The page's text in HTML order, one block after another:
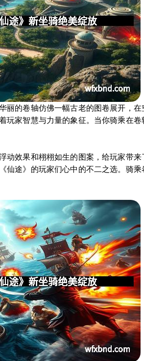
的卷轴仿佛一幅古老的图卷展开，
家智慧与力量的象征。当你骑乘在卷
效果和栩栩如生的图案，给玩家带
途》的玩家们心中的不二之选。骑